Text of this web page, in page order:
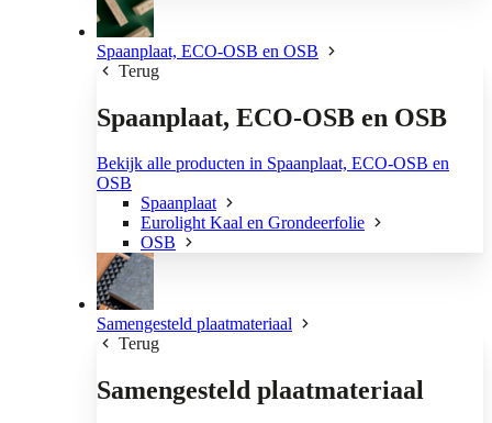
Spaanplaat, ECO-OSB en OSB
Terug
Spaanplaat, ECO-OSB en OSB
Bekijk alle producten in Spaanplaat, ECO-OSB en
OSB
Spaanplaat
Eurolight Kaal en Grondeerfolie
OSB
Samengesteld plaatmateriaal
Terug
Samengesteld plaatmateriaal